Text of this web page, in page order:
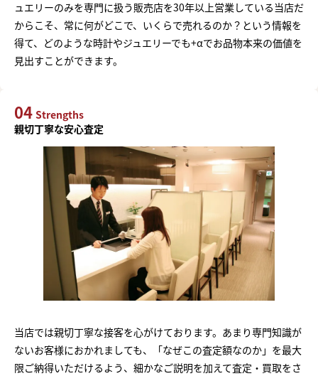
ュエリーのみを専門に扱う販売店を30年以上営業している当店だ
からこそ、常に何がどこで、いくらで売れるのか？という情報を
得て、どのような時計やジュエリーでも+αでお品物本来の価値を
見出すことができます。
04 Strengths
親切丁寧な安心査定
当店では親切丁寧な接客を心がけております。あまり専門知識が
ないお客様におかれましても、「なぜこの査定額なのか」を最大
限ご納得いただけるよう、細かなご説明を加えて査定・買取をさ